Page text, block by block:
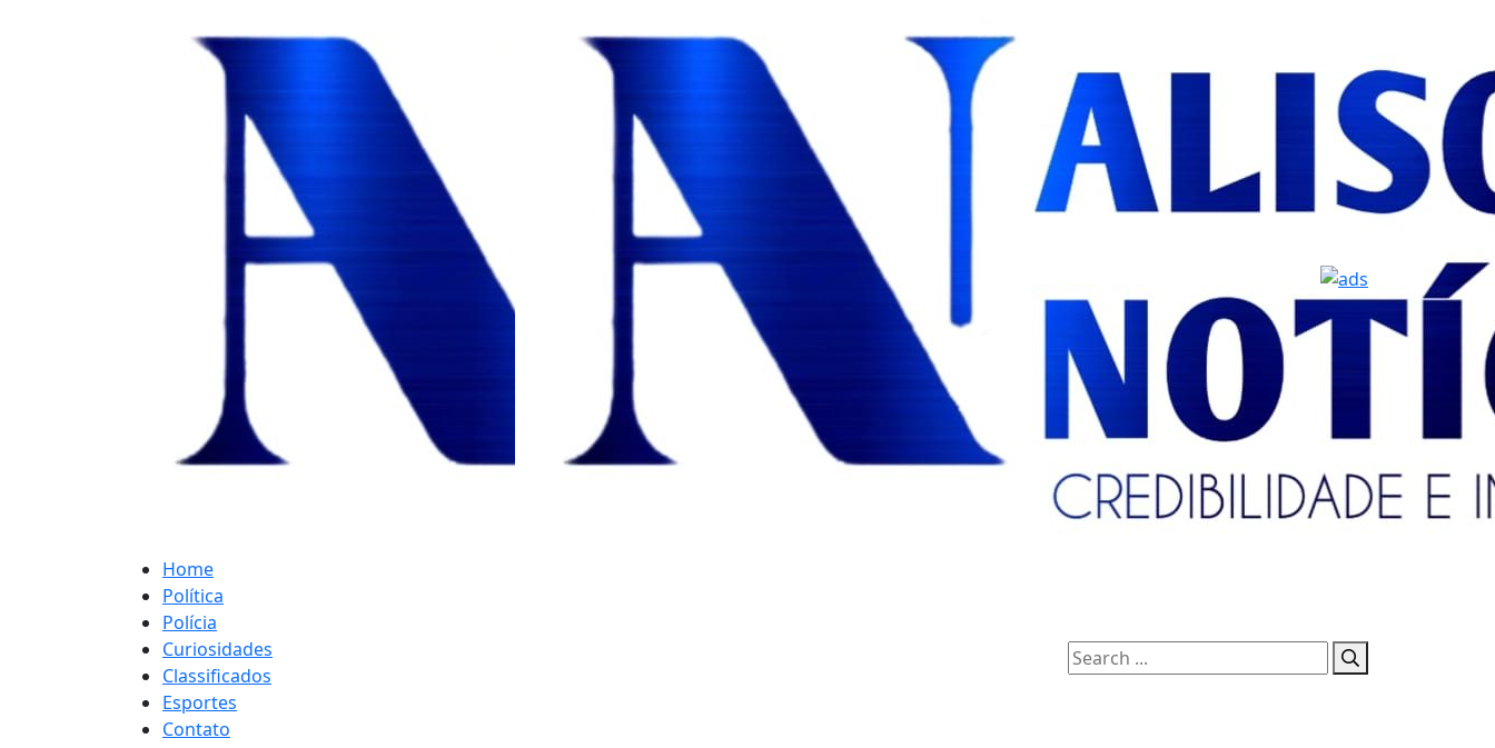
Home
Política
Polícia
Curiosidades
Classificados
Esportes
Contato